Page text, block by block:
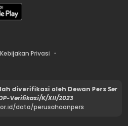
Kebijakan Privasi
diverifikasi oleh Dewan PersSer
Verifikasi/K/XII/2023
data/perusahaanpers